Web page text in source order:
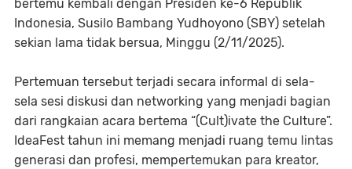
bertemu kembali dengan Presiden ke-6 Republik
Indonesia, Susilo Bambang Yudhoyono (SBY) setelah
sekian lama tidak bersua, Minggu (2/11/2025).
Pertemuan tersebut terjadi secara informal di sela-
sela sesi diskusi dan networking yang menjadi bagian
dari rangkaian acara bertema “(Cult)ivate the Culture”.
IdeaFest tahun ini memang menjadi ruang temu lintas
generasi dan profesi, mempertemukan para kreator,